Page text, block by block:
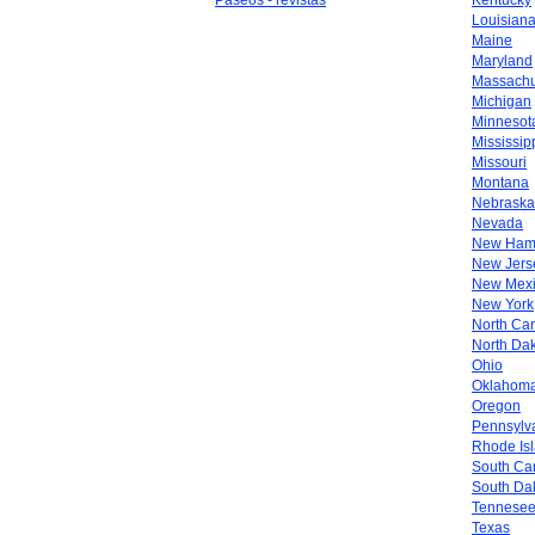
Louisiana
Maine
Maryland
Michigan
Missouri
Montana
Nebraska
Nevada
New
New
New
New York
North
North
Ohio
Oregon
Rhode
South
South
Tennesee
Texas